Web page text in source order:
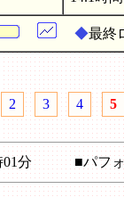
◆最終
2 3 4 5
01分 ■パフォ